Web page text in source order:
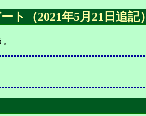
（2021年5月21日追記）